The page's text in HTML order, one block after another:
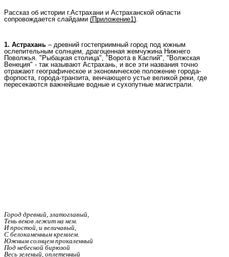
Рассказ об истории г.Астрахани и Астраханской области
сопровождается слайдами (Приложение1).
1. Астрахань – древний гостеприимный город под южным
ослепительным солнцем, драгоценная жемчужина Нижнего
Поволжья. "Рыбацкая столица", "Ворота в Каспий", "Волжская
Венеция" - так называют Астрахань, и все эти названия точно
отражают географическое и экономическое положение города-
форпоста, города-транзита, венчающего устье великой реки, где
пересекаются важнейшие водные и сухопутные магистрали.
Город древний, златоглавый,
Тень веков лежит на нем.
И простой, и величавый,
С белокаменным кремлем.
Южным солнцем прокаленный
Под небесной бирюзой
Весь зеленый, оплетенный